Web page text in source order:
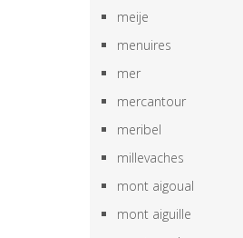
meije
menuires
mer
mercantour
meribel
millevaches
mont aigoual
mont aiguille